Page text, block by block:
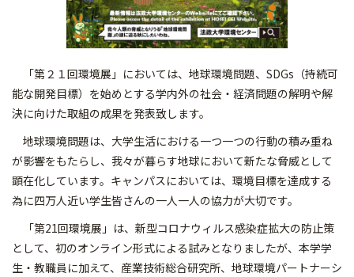
「第２１回環境展」においては、地球環境問題、SDGs（持続可
能な開発目標）を始めとする学内外の社会・経済問題の解明や解
決に向けた取組の成果を発表致します。
地球環境問題は、大学生活における一つ一つの行動の積み重ね
が影響をもたらし、我々が暮らす地球において新たな脅威として
顕在化しています。キャンパスにおいては、環境目標を達成する
為に四万人近い学生皆さんの一人一人の協力が大切です。
「第21回環境展」は、新型コロナウィルス感染症拡大の防止策
として、初のオンライン形式による試みとなりましたが、本学学
生・教職員に加えて、産業技術総合研究所、地球環境パートナーシ